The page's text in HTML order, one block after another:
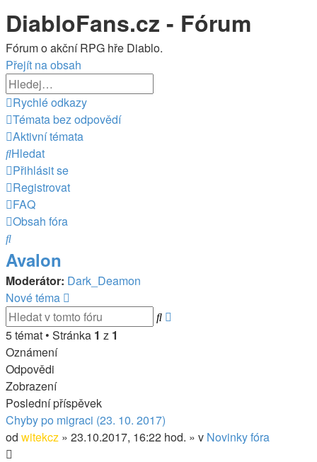
DiabloFans.cz - Fórum
Fórum o akční RPG hře Diablo.
Přejít na obsah
Rychlé odkazy
Témata bez odpovědí
Aktivní témata
Hledat
Přihlásit se
Registrovat
FAQ
Obsah fóra
Hledat
Avalon
Moderátor: Dark_Deamon
Nové téma
Hledat
5 témat • Stránka 1 z 1
Oznámení
Odpovědi
Zobrazení
Poslední příspěvek
Chyby po migraci (23. 10. 2017)
od witekcz » 23.10.2017, 16:22 hod. » v Novinky fóra